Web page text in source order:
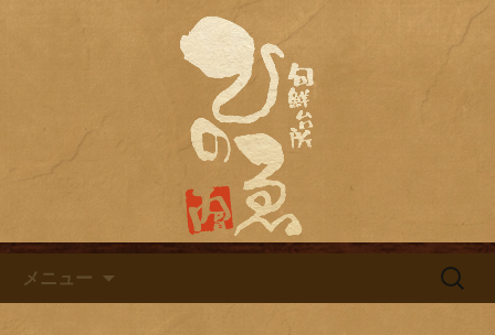
名古屋市栄にある居酒屋「旬鮮
台所ひのゑ」のブログ
名古屋市栄にある居酒屋「旬鮮台所ひ
のゑ（ひのえ）」。豊富な焼酎と海鮮
料理を中心とした、お酒に合う肴を楽
しめるお店です。季節で変わるおすす
めメニューや日替わりランチの新着情
報を随時更新中。
メニュー
検